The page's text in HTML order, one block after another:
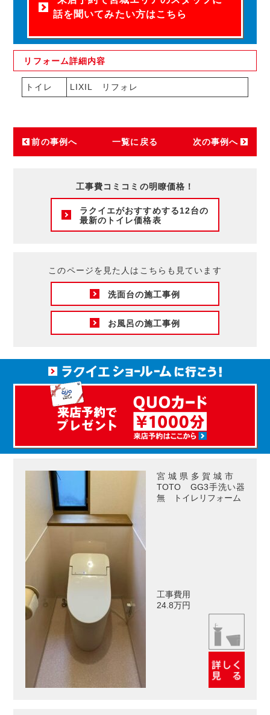
話を聞いてみたい方はこちら
リフォーム詳細内容
トイレ LIXIL リフォレ
前の事例へ 一覧に戻る 次の事例へ
工事費コミコミの明瞭価格！
ラクイエがおすすめする12台の
最新のトイレ価格表
このページを見た人はこちらも見ています
洗面台の施工事例
お風呂の施工事例
宮城県多賀城市
TOTO GG3手洗い器
無 トイレリフォーム
工事費用
24.8万円